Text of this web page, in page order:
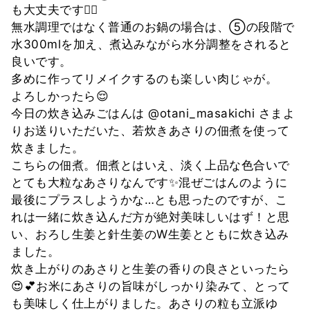
も大丈夫です🙆‍♀️
無水調理ではなく普通のお鍋の場合は、⑤の段階で
水300mlを加え、煮込みながら水分調整をされると
良いです。
多めに作ってリメイクするのも楽しい肉じゃが。
よろしかったら😌
今日の炊き込みごはんは @otani_masakichi さまよ
りお送りいただいた、若炊きあさりの佃煮を使って
炊きました。
こちらの佃煮。佃煮とはいえ、淡く上品な色合いで
とても大粒なあさりなんです✨混ぜごはんのように
最後にプラスしようかな…とも思ったのですが、こ
れは一緒に炊き込んだ方が絶対美味しいはず！と思
い、おろし生姜と針生姜のW生姜とともに炊き込み
ました。
炊き上がりのあさりと生姜の香りの良さといったら
😍💕お米にあさりの旨味がしっかり染みて、とって
も美味しく仕上がりました。あさりの粒も立派ゆ